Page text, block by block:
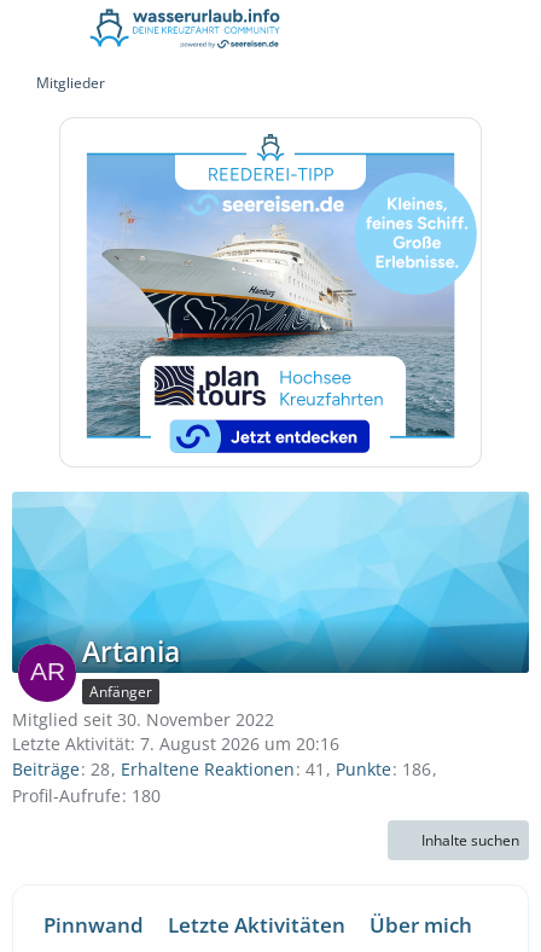
Mitglieder
Artania
Anfänger
Mitglied seit 30. November 2022
Letzte Aktivität: 7. August 2026 um 20:16
Beiträge 28 Erhaltene Reaktionen 41 Punkte 186
Profil-Aufrufe 180
Inhalte suchen
Pinnwand Letzte Aktivitäten Über mich